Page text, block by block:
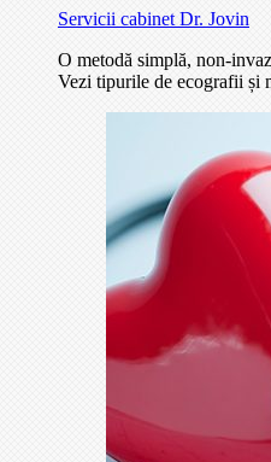
Servicii cabinet Dr. Jovin
O metodă simplă, non-
Vezi tipurile de ecografii și